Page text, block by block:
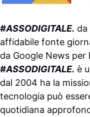
#ASSODIGITALE. da
affidabile fonte
da Google News per
#ASSODIGITALE. è
dal 2004 ha la
tecnologia può
quotidiana